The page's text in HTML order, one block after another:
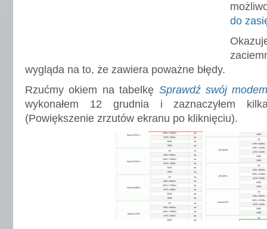
do
wygląda na to, że zawiera poważne błędy.
Rzućmy okiem na tabelkę Sprawdź swój
wykonałem 12 grudnia i zaznaczyłem
(Powiększenie zrzutów ekranu po kliknięciu).